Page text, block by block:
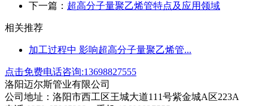
下一篇： 超高分子量聚乙烯管特点及应用领域
相关推荐
加工过程中 影响超高分子量聚乙烯管...
点击免费电话咨询:13698827555
洛阳迈尔斯管业有限公司
公司地址：洛阳市西工区王城大道111号紫金城A区223A